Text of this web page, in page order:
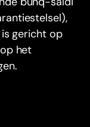
is gericht op
het